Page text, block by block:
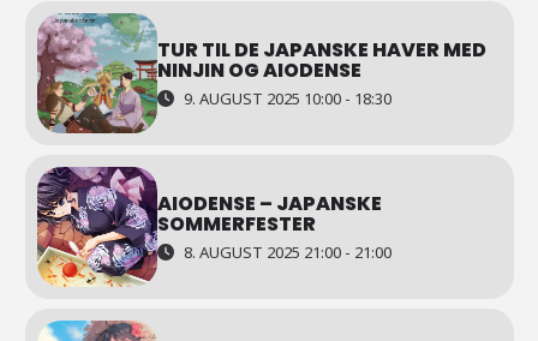
TUR TIL DE JAPANSKE HAVER MED
NINJIN OG AIODENSE
9. AUGUST 2025 10:00 - 18:30
AIODENSE – JAPANSKE
SOMMERFESTER
8. AUGUST 2025 21:00 - 21:00